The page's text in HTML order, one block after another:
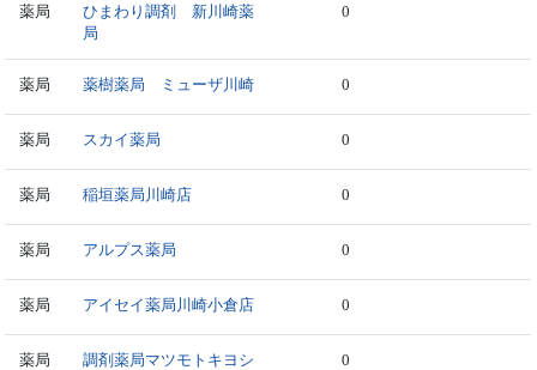
薬局
ひまわり調剤 新川崎薬
局
0
薬局 薬樹薬局 ミューザ川崎 0
薬局 スカイ薬局 0
薬局 稲垣薬局川崎店 0
薬局 アルプス薬局 0
薬局 アイセイ薬局川崎小倉店 0
薬局
調剤薬局マツモトキヨシ
0